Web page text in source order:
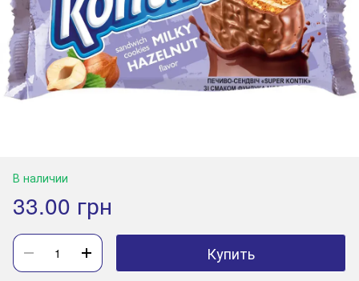
В наличии
33.00 грн
Купить